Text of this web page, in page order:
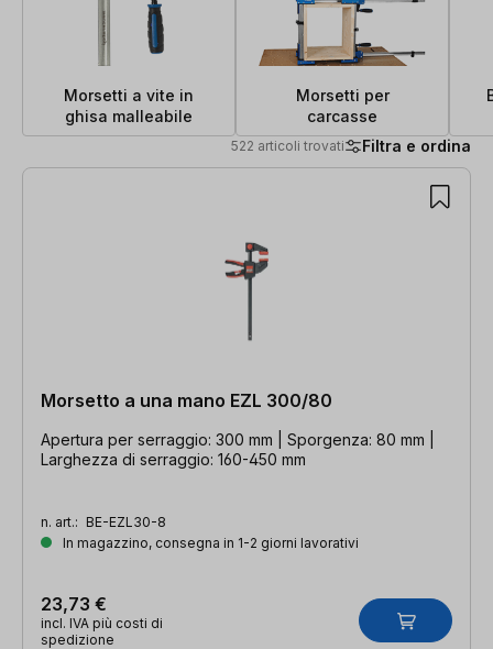
Morsetti a vite in
ghisa malleabile
Morsetti per
carcasse
522 articoli trovati Filtra e ordina
522 articoli trovati
Morsetto a una mano EZL 300/80
Apertura per serraggio: 300 mm | Sporgenza: 80 mm |
Larghezza di serraggio: 160-450 mm
n. art.: BE-EZL30-8
In magazzino, consegna in 1-2 giorni lavorativi
23,73 €
incl. IVA più costi di
spedizione